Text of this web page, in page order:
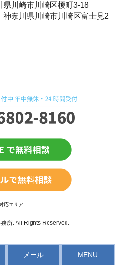
川崎市川崎区榎町3-18
奈川県川崎市川崎区富士見2
応エリア
務所. All Rights Reserved.
メール MENU